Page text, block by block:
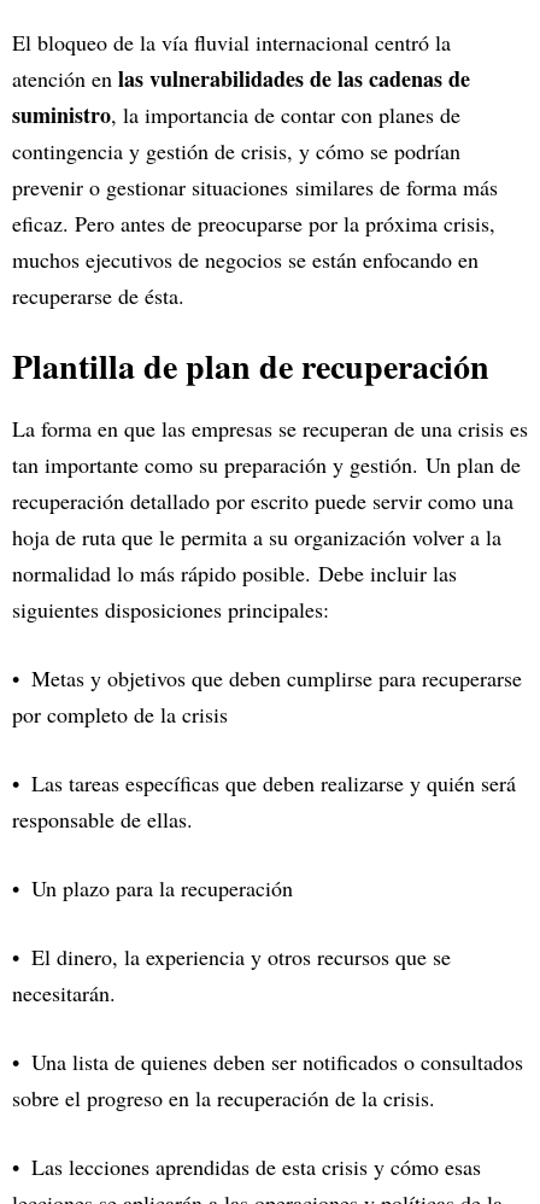
El bloqueo de la vía fluvial internacional centró la
atención en las vulnerabilidades de las cadenas de
suministro, la importancia de contar con planes de
contingencia y gestión de crisis, y cómo se podrían
prevenir o gestionar situaciones similares de forma más
eficaz. Pero antes de preocuparse por la próxima crisis,
muchos ejecutivos de negocios se están enfocando en
recuperarse de ésta.
Plantilla de plan de recuperación
La forma en que las empresas se recuperan de una crisis es
tan importante como su preparación y gestión. Un plan de
recuperación detallado por escrito puede servir como una
hoja de ruta que le permita a su organización volver a la
normalidad lo más rápido posible. Debe incluir las
siguientes disposiciones principales:
Metas y objetivos que deben cumplirse para recuperarse
por completo de la crisis
Las tareas específicas que deben realizarse y quién será
responsable de ellas.
Un plazo para la recuperación
El dinero, la experiencia y otros recursos que se
necesitarán.
Una lista de quienes deben ser notificados o consultados
sobre el progreso en la recuperación de la crisis.
Las lecciones aprendidas de esta crisis y cómo esas